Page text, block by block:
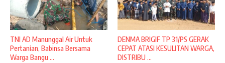
TNI AD Manunggal Air Untuk
Pertanian, Babinsa Bersama
Warga Bangu ...
DENMA BRIGIF TP 31/PS GERAK
CEPAT ATASI KESULITAN WARGA,
DISTRIBU ...